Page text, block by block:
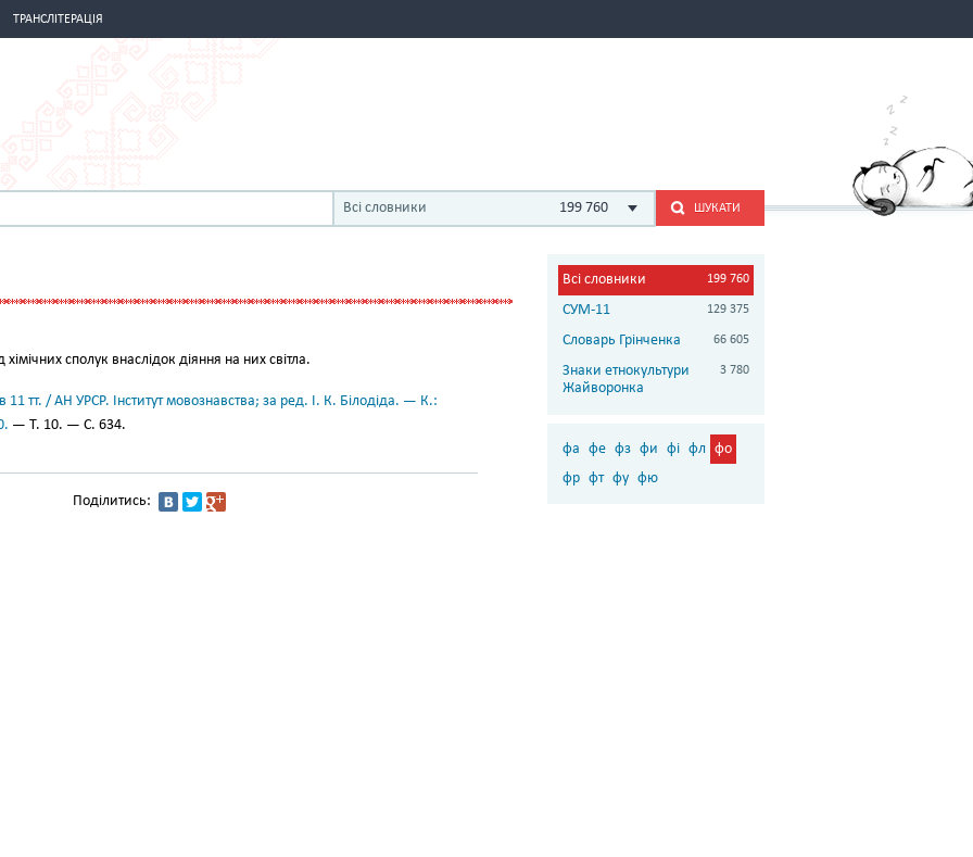
ТРАНСЛІТЕРАЦІЯ
Всі словники 199 760 ШУКАТИ
хімічних сполук внаслідок діяння на них світла.
11 тт. / АН УРСР. Інститут мовознавства; за ред. І. К. Білодіда. — К.:
— Т. 10. — С. 634.
Поділитись:
Всі словники 199 760
СУМ-11 129 375
Словарь Грінченка 66 605
Знаки етнокультури
Жайворонка
3 780
фа фе фз фи фі фл фо
фр фт фу фю